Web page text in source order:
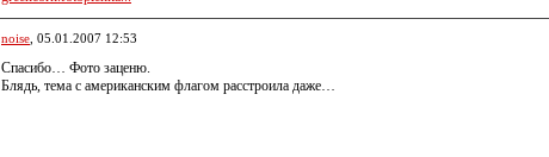
noise , 05.01.2007 12:53
Спасибо… Фото заценю.
Блядь, тема с американским флагом расстроила даже…